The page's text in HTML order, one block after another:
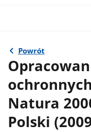
Powrót
Natura
Polski